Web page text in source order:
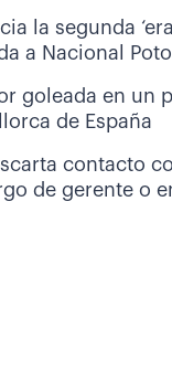
la segunda
a Nacional
goleada en un
de España
contacto
de gerente o